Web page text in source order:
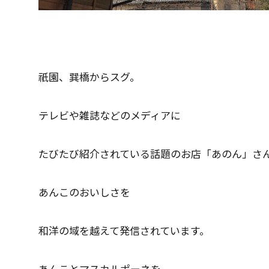
祇園、巽橋からスグ。
テレビや雑誌などのメディアに
たびたび紹介されている話題のお店「あのん」さ
あんこのおいしさを
和洋の域を越えて発信されています。